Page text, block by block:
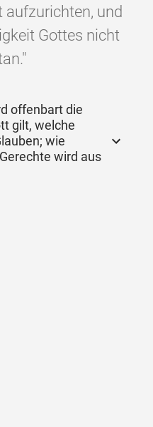
aufzurichten, und
Gottes nicht
offenbart die
gilt, welche
wie
wird aus